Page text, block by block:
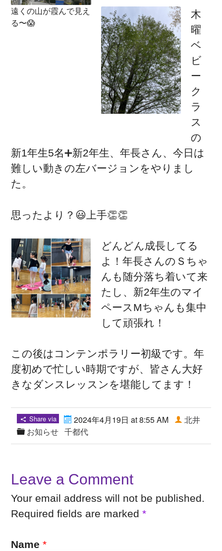
遠くの山が霞んで見え
る〜😱
木
曜
ベ
ビ
ー
ク
ラ
ス
の
新1年生5名➕新2年生、年長さん、今日は
難しい動きの左バージョンをやりまし
た。
思ったより？😃上手👏👏
どんどん成長してる
よ！年長さんのＳちゃ
んも随分落ち着いて来
たし、新2年生のマイ
ペースMちゃんも集中
して頑張れ！
この後はコンテンポラリー初級です。年
度初めで忙しい時期ですが、皆さん大好
きなダンスレッスンを堪能してます！
Share via
2024年4月19日 at 8:55 AM
お知らせ
北井
千都代
Leave a Comment
Your email address will not be published.
Required fields are marked*
Name *